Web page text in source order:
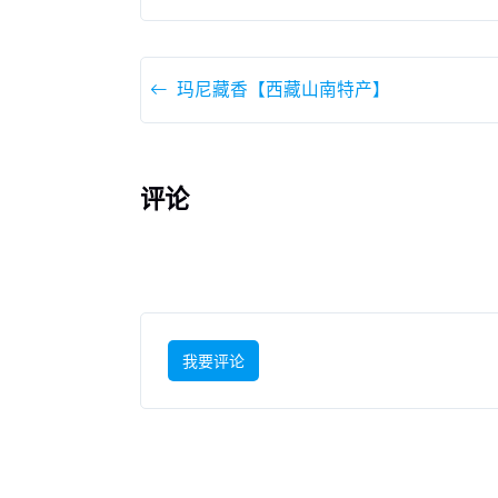
玛尼藏香【西藏山南特产】
评论
我要评论